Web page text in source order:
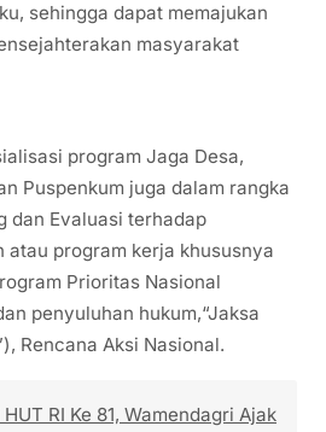
sehingga dapat memajukan
masyarakat
program Jaga Desa,
Puspenkum juga dalam rangka
dan Evaluasi terhadap
atau program kerja khususnya
Prioritas Nasional
penyuluhan hukum,“Jaksa
Rencana Aksi Nasional.
RI Ke 81, Wamendagri Ajak